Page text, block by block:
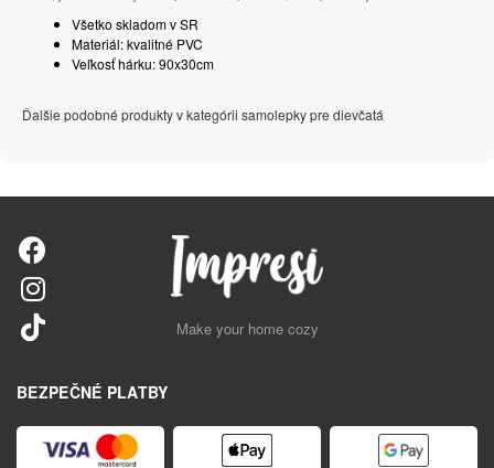
Všetko skladom v SR
Materiál: kvalitné PVC
Veľkosť hárku: 90x30cm
Ďalšie podobné produkty v kategórii samolepky pre dievčatá
Make your home cozy
BEZPEČNÉ PLATBY